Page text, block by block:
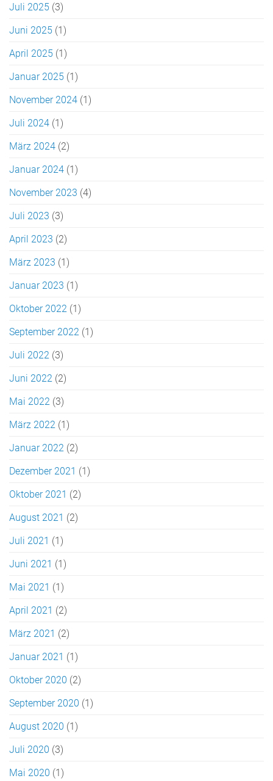
Juli 2025 (3)
Juni 2025 (1)
April 2025 (1)
Januar 2025 (1)
November 2024 (1)
Juli 2024 (1)
März 2024 (2)
Januar 2024 (1)
November 2023 (4)
Juli 2023 (3)
April 2023 (2)
März 2023 (1)
Januar 2023 (1)
Oktober 2022 (1)
September 2022 (1)
Juli 2022 (3)
Juni 2022 (2)
Mai 2022 (3)
März 2022 (1)
Januar 2022 (2)
Dezember 2021 (1)
Oktober 2021 (2)
August 2021 (2)
Juli 2021 (1)
Juni 2021 (1)
Mai 2021 (1)
April 2021 (2)
März 2021 (2)
Januar 2021 (1)
Oktober 2020 (2)
September 2020 (1)
August 2020 (1)
Juli 2020 (3)
Mai 2020 (1)